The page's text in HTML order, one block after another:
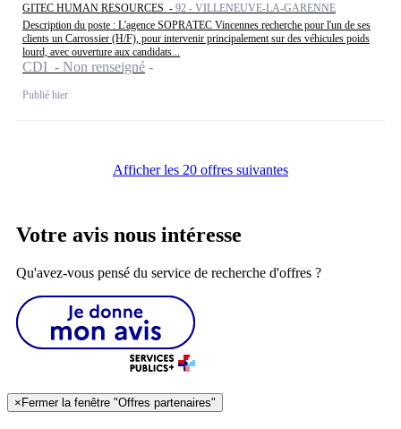
GITEC HUMAN RESOURCES - 92 - VILLENEUVE-LA-GARENNE
Description du poste : L'agence SOPRATEC Vincennes recherche pour l'un de ses
clients un Carrossier (H/F), pour intervenir principalement sur des véhicules poids
lourd, avec ouverture aux candidats...
CDI - Non renseigné
Publié hier
Afficher les 20 offres suivantes
Votre avis nous intéresse
Qu'avez-vous pensé du service de recherche d'offres ?
×Fermer la fenêtre "Offres partenaires"